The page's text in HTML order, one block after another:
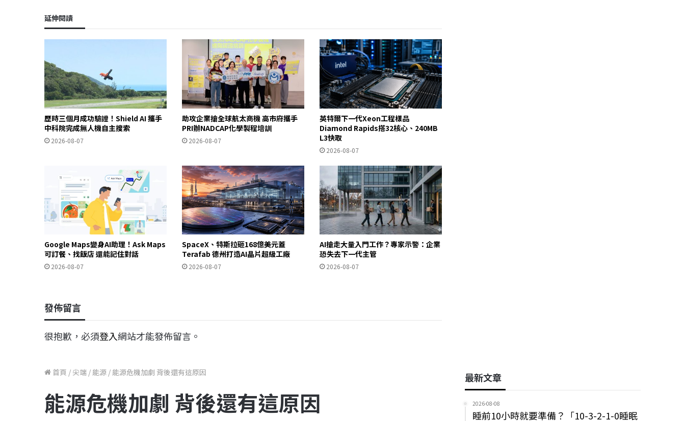
延伸閱讀
歷時三個月成功驗證！Shield AI 攜手
中科院完成無人機自主搜索
2026-08-07
助攻企業搶全球航太商機 高市府攜手
PRI辦NADCAP化學製程培訓
2026-08-07
英特爾下一代Xeon工程樣品
Diamond Rapids搭32核心、240MB
L3快取
2026-08-07
Google Maps變身AI助理！Ask Maps
可訂餐、找飯店 還能記住對話
2026-08-07
SpaceX、特斯拉砸168億美元蓋
Terafab 德州打造AI晶片超級工廠
2026-08-07
AI搶走大量入門工作？專家示警：企業
恐失去下一代主管
2026-08-07
發佈留言
很抱歉，必須登入網站才能發佈留言。